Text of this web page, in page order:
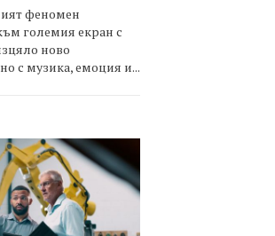
феномен
големия екран с
ново
с музика, емоция и...